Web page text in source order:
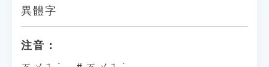
異體字
注音：